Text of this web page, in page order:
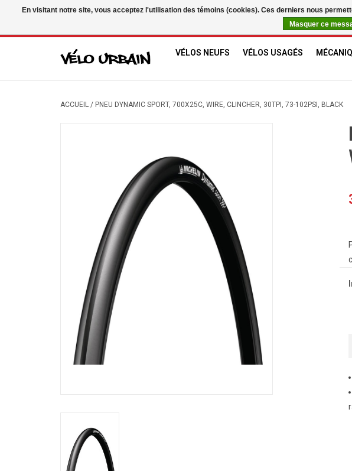
VÉLOS NEUFS VÉLOS USAGÉS
ACCUEIL / PNEU DYNAMIC SPORT, 700X25C, WIRE, CLINCHER, 30TPI, 73-102PSI, BLACK
En visitant notre site, vous acceptez l'utilisation des témoins (cookies). Ces derniers nous
Masquer ce